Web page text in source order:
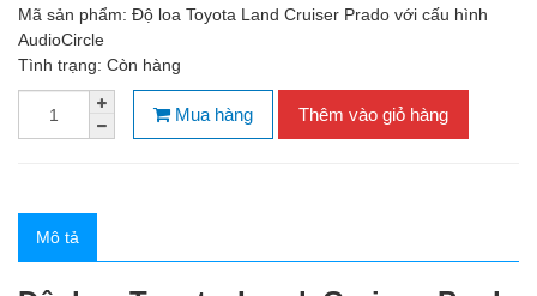
Mã sản phẩm: Độ loa Toyota Land Cruiser Prado với cấu hình
AudioCircle
Tình trạng: Còn hàng
Mua hàng Thêm vào giỏ hàng
Mô tả